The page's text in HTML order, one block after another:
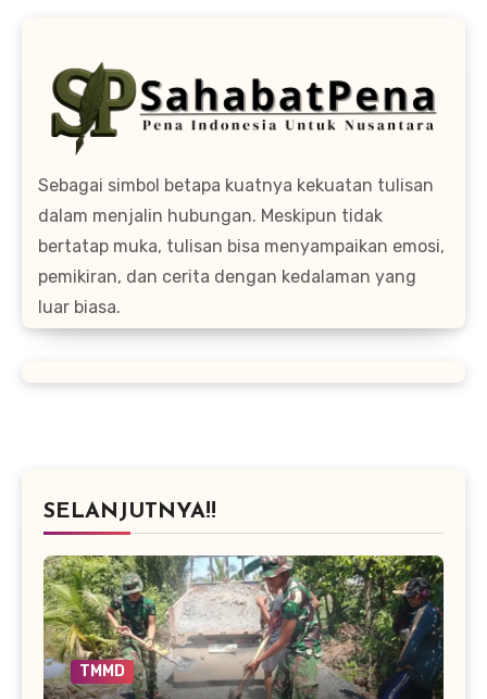
Sebagai simbol betapa kuatnya kekuatan tulisan
dalam menjalin hubungan. Meskipun tidak
bertatap muka, tulisan bisa menyampaikan emosi,
pemikiran, dan cerita dengan kedalaman yang
luar biasa.
SELANJUTNYA!!
TMMD